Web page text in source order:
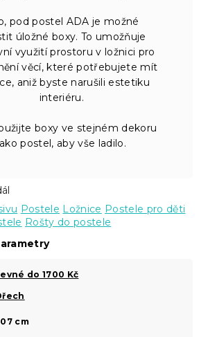
pod postel ADA je možné
úložné boxy. To umožňuje
využití prostoru v ložnici pro
věcí, které potřebujete mít
aniž byste narušili estetiku
interiéru.
boxy ve stejném dekoru
postel, aby vše ladilo.
Postele Ložnice Postele pro děti
Rošty do postele
do 1700 Kč
cm